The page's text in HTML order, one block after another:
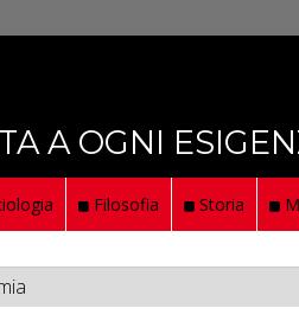
A OGNI
Filosofia Storia